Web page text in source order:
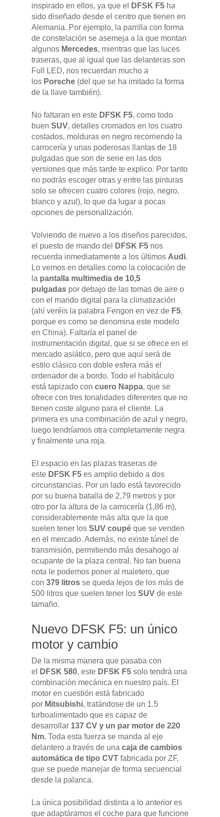
inspirado en ellos, ya que el
DFSK F5 ha
sido diseñado desde el centro que tienen en
Alemania. Por ejemplo, la parrilla con forma
de constelación se asemeja a la que montan
algunos Mercedes, mientras que las luces
traseras, que al igual que las delanteras son
Full LED, nos recuerdan mucho a
los Porsche (del que se ha imitado la forma
de la llave también).
No faltaran en este DFSK F5, como todo
buen SUV, detalles cromados en los cuatro
costados, molduras en negro recorriendo la
carrocería y unas poderosas llantas de 18
pulgadas que son de serie en las dos
versiones que más tarde te explico. Por tanto
no podrás escoger otras y entre las pinturas
solo se ofrecen cuatro colores (rojo, negro,
blanco y azul), lo que da lugar a pocas
opciones de personalización.
Volviendo de nuevo a los diseños parecidos,
el puesto de mando del
DFSK F5 nos
recuerda inmediatamente a los últimos Audi.
Lo vemos en detalles como la colocación de
la pantalla multimedia de 10,5
pulgadas por debajo de las tomas de aire o
con el mando digital para la climatización
(ahí veréis la palabra Fengon en vez de F5,
porque es como se denomina este modelo
en China). Faltaría el panel de
instrumentación digital, que si se ofrece en el
mercado asiático, pero que aquí será de
estilo clásico con doble esfera más el
ordenador de a bordo. Todo el habitáculo
está tapizado con cuero Nappa, que se
ofrece con tres tonalidades diferentes que no
tienen coste alguno para el cliente. La
primera es una combinación de azul y negro,
luego tendríamos otra completamente negra
y finalmente una roja.
El espacio en las plazas traseras de
este DFSK F5 es amplio debido a dos
circunstancias. Por un lado está favorecido
por su buena batalla de 2,79 metros y por
otro por la altura de la carrocería (1,86 m),
considerablemente más alta que la que
suelen tener los SUV coupé que se venden
en el mercado. Además, no existe túnel de
transmisión, permitiendo más desahogo al
ocupante de la plaza central. No tan buena
nota le podemos poner al maletero, que
con 379 litros se queda lejos de los más de
500 litros que suelen tener los SUV de este
tamaño.
Nuevo DFSK F5: un único
motor y cambio
De la misma manera que pasaba con
el
DFSK 580, este DFSK F5 solo tendrá una
combinación mecánica en nuestro país. El
motor en cuestión está fabricado
por Mitsubishi, tratándose de un 1.5
turboalimentado que es capaz de
desarrollar 137 CV y un par motor de 220
Nm. Toda esta fuerza se manda al eje
delantero a través de una caja de cambios
automática de tipo CVT fabricada por ZF,
que se puede manejar de forma secuencial
desde la palanca.
La única posibilidad distinta a lo anterior es
que adaptáramos el coche para que funcione